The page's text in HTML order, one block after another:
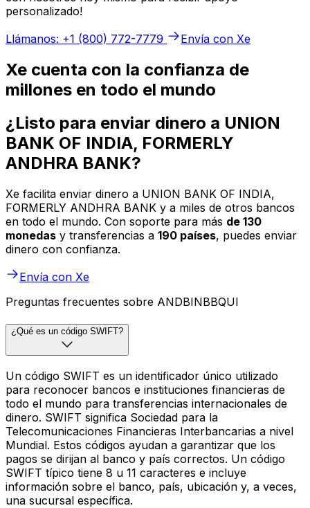
personalizado!
Llámanos: +1 (800) 772-7779
Envía con Xe
Xe cuenta con la confianza de
millones en todo el mundo
¿Listo para enviar dinero a UNION
BANK OF INDIA, FORMERLY
ANDHRA BANK?
Xe facilita enviar dinero a UNION BANK OF INDIA,
FORMERLY ANDHRA BANK y a miles de otros bancos
en todo el mundo. Con soporte para más de 130
monedas y transferencias a 190 países, puedes enviar
dinero con confianza.
Envía con Xe
Preguntas frecuentes sobre ANDBINBBQUI
¿Qué es un código SWIFT?
Un código SWIFT es un identificador único utilizado
para reconocer bancos e instituciones financieras de
todo el mundo para transferencias internacionales de
dinero. SWIFT significa Sociedad para la
Telecomunicaciones Financieras Interbancarias a nivel
Mundial. Estos códigos ayudan a garantizar que los
pagos se dirijan al banco y país correctos. Un código
SWIFT típico tiene 8 u 11 caracteres e incluye
información sobre el banco, país, ubicación y, a veces,
una sucursal específica.